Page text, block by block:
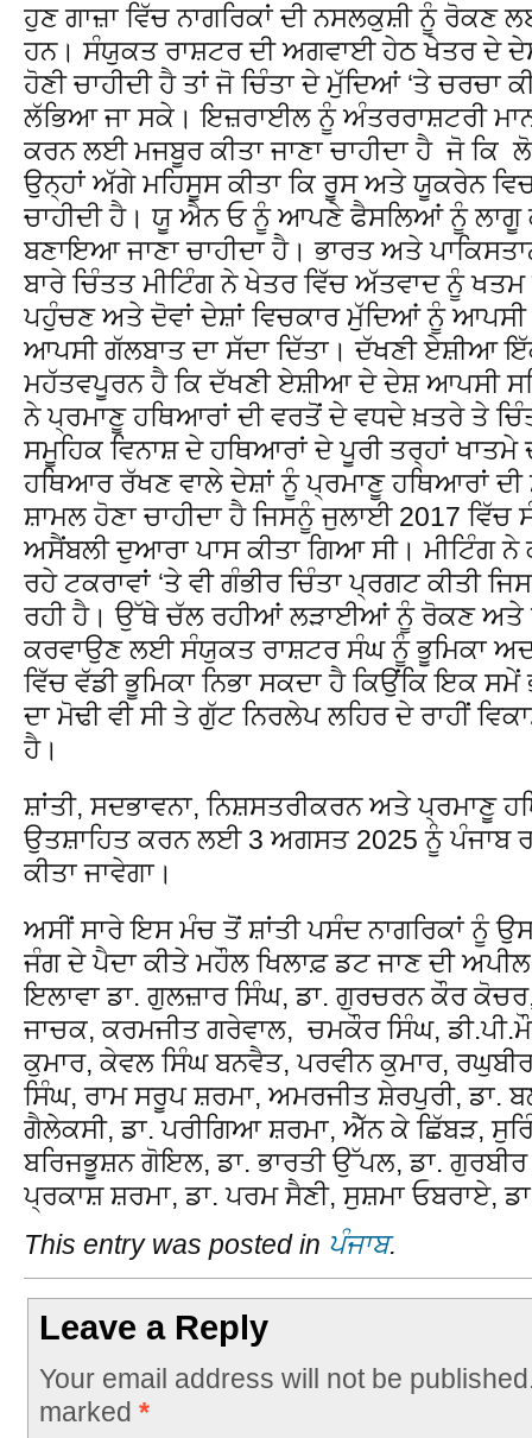
ਹੁਣ ਗਾਜ਼ਾ ਵਿੱਚ ਨਾਗਰਿਕਾਂ ਦੀ ਨਸਲਕੁਸ਼ੀ ਨੂੰ ਰੋਕਣ
ਹਨ। ਸੰਯੁਕਤ ਰਾਸ਼ਟਰ ਦੀ ਅਗਵਾਈ ਹੇਠ ਖੇਤਰ ਦੇ
ਹੋਣੀ ਚਾਹੀਦੀ ਹੈ ਤਾਂ ਜੋ ਚਿੰਤਾ ਦੇ ਮੁੱਦਿਆਂ ‘ਤੇ ਚਰਚਾ
ਲੱਭਿਆ ਜਾ ਸਕੇ। ਇਜ਼ਰਾਈਲ ਨੂੰ ਅੰਤਰਰਾਸ਼ਟਰੀ
ਕਰਨ ਲਈ ਮਜਬੂਰ ਕੀਤਾ ਜਾਣਾ ਚਾਹੀਦਾ ਹੈ ਜੋ ਕਿ
ਉਨ੍ਹਾਂ ਅੱਗੇ ਮਹਿਸੂਸ ਕੀਤਾ ਕਿ ਰੂਸ ਅਤੇ ਯੂਕਰੇਨ
ਚਾਹੀਦੀ ਹੈ। ਯੂ ਐਨ ਓ ਨੂੰ ਆਪਣੇ ਫੈਸਲਿਆਂ ਨੂੰ ਲਾਗੂ
ਬਣਾਇਆ ਜਾਣਾ ਚਾਹੀਦਾ ਹੈ। ਭਾਰਤ ਅਤੇ
ਬਾਰੇ ਚਿੰਤਤ ਮੀਟਿੰਗ ਨੇ ਖੇਤਰ ਵਿੱਚ ਅੱਤਵਾਦ ਨੂੰ
ਪਹੁੰਚਣ ਅਤੇ ਦੋਵਾਂ ਦੇਸ਼ਾਂ ਵਿਚਕਾਰ ਮੁੱਦਿਆਂ ਨੂੰ
ਆਪਸੀ ਗੱਲਬਾਤ ਦਾ ਸੱਦਾ ਦਿੱਤਾ। ਦੱਖਣੀ ਏਸ਼ੀਆ
ਮਹੱਤਵਪੂਰਨ ਹੈ ਕਿ ਦੱਖਣੀ ਏਸ਼ੀਆ ਦੇ ਦੇਸ਼ ਆਪਸੀ
ਨੇ ਪ੍ਰਮਾਣੂ ਹਥਿਆਰਾਂ ਦੀ ਵਰਤੋਂ ਦੇ ਵਧਦੇ ਖ਼ਤਰੇ ਤੇ
ਸਮੂਹਿਕ ਵਿਨਾਸ਼ ਦੇ ਹਥਿਆਰਾਂ ਦੇ ਪੂਰੀ ਤਰ੍ਹਾਂ ਖਾਤਮੇ
ਹਥਿਆਰ ਰੱਖਣ ਵਾਲੇ ਦੇਸ਼ਾਂ ਨੂੰ ਪ੍ਰਮਾਣੂ ਹਥਿਆਰਾਂ ਦੀ
ਸ਼ਾਮਲ ਹੋਣਾ ਚਾਹੀਦਾ ਹੈ ਜਿਸਨੂੰ ਜੁਲਾਈ 2017
ਅਸੈਂਬਲੀ ਦੁਆਰਾ ਪਾਸ ਕੀਤਾ ਗਿਆ ਸੀ। ਮੀਟਿੰਗ
ਰਹੇ ਟਕਰਾਵਾਂ ‘ਤੇ ਵੀ ਗੰਭੀਰ ਚਿੰਤਾ ਪ੍ਰਗਟ ਕੀਤੀ
ਰਹੀ ਹੈ। ਉੱਥੇ ਚੱਲ ਰਹੀਆਂ ਲੜਾਈਆਂ ਨੂੰ ਰੋਕਣ ਅਤੇ
ਕਰਵਾਉਣ ਲਈ ਸੰਯੁਕਤ ਰਾਸ਼ਟਰ ਸੰਘ ਨੂੰ ਭੂਮਿਕਾ
ਵਿੱਚ ਵੱਡੀ ਭੂਮਿਕਾ ਨਿਭਾ ਸਕਦਾ ਹੈ ਕਿਉਂਕਿ ਇਕ
ਦਾ ਮੋਢੀ ਵੀ ਸੀ ਤੇ ਗੁੱਟ ਨਿਰਲੇਪ ਲਹਿਰ ਦੇ ਰਾਹੀਂ
ਹੈ।
ਸ਼ਾਂਤੀ, ਸਦਭਾਵਨਾ, ਨਿਸ਼ਸਤਰੀਕਰਨ ਅਤੇ ਪ੍ਰਮਾਣੂ
ਉਤਸ਼ਾਹਿਤ ਕਰਨ ਲਈ 3 ਅਗਸਤ 2025 ਨੂੰ ਪੰਜਾਬ
ਕੀਤਾ ਜਾਵੇਗਾ।
ਅਸੀਂ ਸਾਰੇ ਇਸ ਮੰਚ ਤੋਂ ਸ਼ਾਂਤੀ ਪਸੰਦ ਨਾਗਰਿਕਾਂ ਨੂੰ
ਜੰਗ ਦੇ ਪੈਦਾ ਕੀਤੇ ਮਹੌਲ ਖਿਲਾਫ਼ ਡਟ ਜਾਣ ਦੀ
ਇਲਾਵਾ ਡਾ. ਗੁਲਜ਼ਾਰ ਸਿੰਘ, ਡਾ. ਗੁਰਚਰਨ ਕੌਰ
ਜਾਚਕ, ਕਰਮਜੀਤ ਗਰੇਵਾਲ, ਚਮਕੌਰ ਸਿੰਘ,
ਕੁਮਾਰ, ਕੇਵਲ ਸਿੰਘ ਬਨਵੈਤ, ਪਰਵੀਨ ਕੁਮਾਰ,
ਸਿੰਘ, ਰਾਮ ਸਰੂਪ ਸ਼ਰਮਾ, ਅਮਰਜੀਤ ਸ਼ੇਰਪੁਰੀ, ਡਾ.
ਗੈਲੇਕਸੀ, ਡਾ. ਪਰੀਗਿਆ ਸ਼ਰਮਾ, ਐੱਨ ਕੇ ਛਿੱਬੜ,
ਬਰਿਜਭੂਸ਼ਨ ਗੋਇਲ, ਡਾ. ਭਾਰਤੀ ਉੱਪਲ, ਡਾ.
ਪ੍ਰਕਾਸ਼ ਸ਼ਰਮਾ, ਡਾ. ਪਰਮ ਸੈਣੀ, ਸੁਸ਼ਮਾ ਓਬਰਾਏ,
This entry was posted in ਪੰਜਾਬ.
Leave a Reply
Your email address will not be
marked *